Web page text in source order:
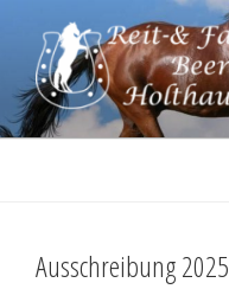
Inhalt
springen
Ausschreibung 2025